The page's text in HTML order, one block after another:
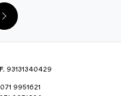
93131340429
071 9951621